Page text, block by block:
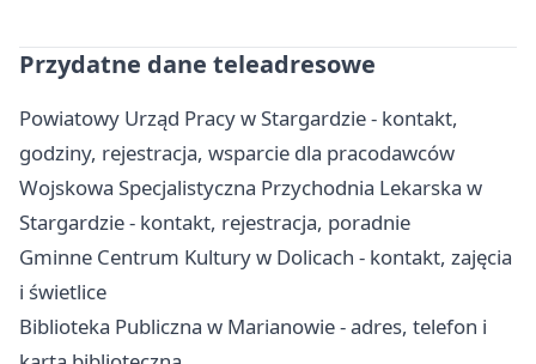
Przydatne dane teleadresowe
Powiatowy Urząd Pracy w Stargardzie - kontakt,
godziny, rejestracja, wsparcie dla pracodawców
Wojskowa Specjalistyczna Przychodnia Lekarska w
Stargardzie - kontakt, rejestracja, poradnie
Gminne Centrum Kultury w Dolicach - kontakt, zajęcia
i świetlice
Biblioteka Publiczna w Marianowie - adres, telefon i